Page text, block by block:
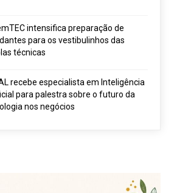
intensifica preparação de
para os vestibulinhos das
técnicas
recebe especialista em Inteligência
para palestra sobre o futuro da
nos negócios